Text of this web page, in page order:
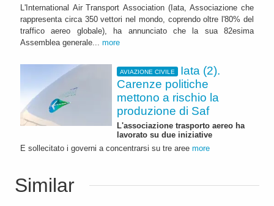
L'International Air Transport Association (Iata, Associazione che
rappresenta circa 350 vettori nel mondo, coprendo oltre l'80% del
traffico aereo globale), ha annunciato che la sua 82esima
Assemblea generale... more
AVIAZIONE CIVILE
Iata (2).
Carenze politiche
mettono a rischio la
produzione di Saf
L'associazione trasporto aereo ha
lavorato su due iniziative
E sollecitato i governi a concentrarsi su tre aree more
Similar